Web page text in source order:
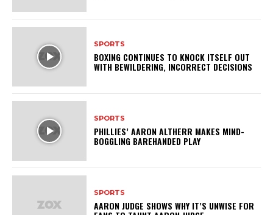
SPORTS
BOXING CONTINUES TO KNOCK ITSELF OUT
WITH BEWILDERING, INCORRECT DECISIONS
SPORTS
PHILLIES’ AARON ALTHERR MAKES MIND-
BOGGLING BAREHANDED PLAY
SPORTS
AARON JUDGE SHOWS WHY IT’S UNWISE FOR